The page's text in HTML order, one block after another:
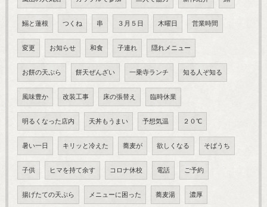
鰯と蓮根 つくね 串 ３月５日 木曜日 営業時間
変更 お知らせ 和食 子連れ 隠れメニュー
お餅の天ぷら 餅天ぜんざい 一乗寺ランチ 知る人ぞ知る
風味豊か 改装工事 床の張替え 臨時休業
明るくなった店内 天丼もうまい 予想気温 ２０℃
暑い一日 キリッと冷えた 蕎麦が 欲しくなる そばうち
子供 ヒマを持て余す コロナ休校 電話 ご予約
揚げたての天ぷら メニューに困った 蕎麦湯 濃厚